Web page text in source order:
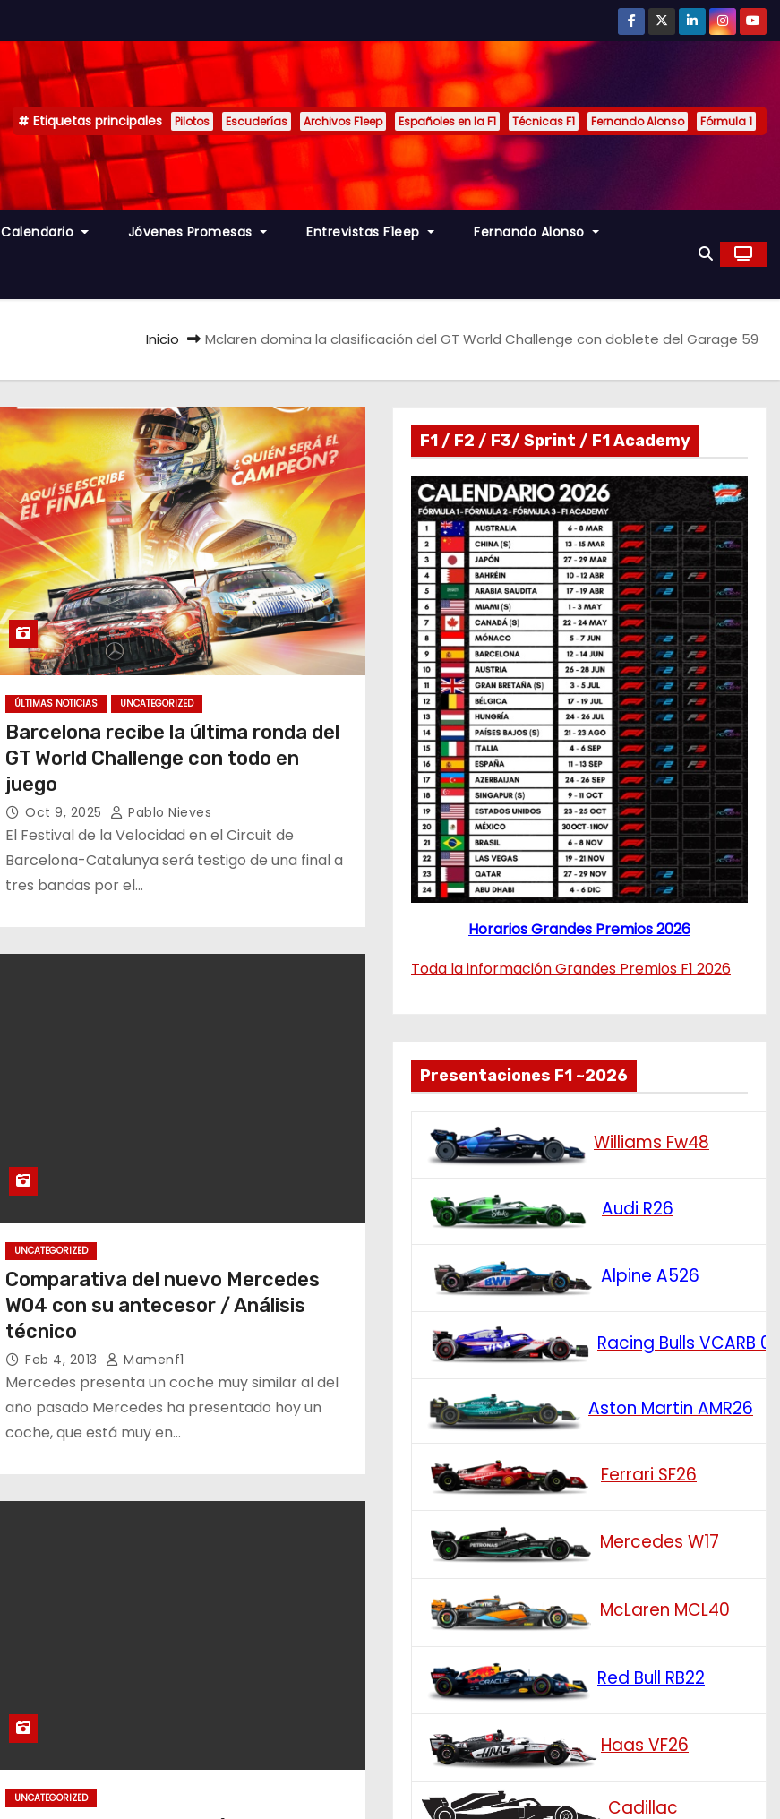
Etiquetas principales Pilotos Escuderías Archivos F1eep Españoles en la F1 Técnicas F1 Fernando Alonso Fórmula 1
Calendario Jóvenes Promesas Entrevistas F1eep Fernando Alonso
Inicio Mclaren domina la clasificación del GT World Challenge con doblete del Garage 59
ÚLTIMAS NOTICIAS UNCATEGORIZED
Barcelona recibe la última ronda del
GT World Challenge con todo en
juego
Oct 9, 2025 Pablo Nieves
El Festival de la Velocidad en el Circuit de
Barcelona-Catalunya será testigo de una final a
tres bandas por el…
UNCATEGORIZED
Comparativa del nuevo Mercedes
W04 con su antecesor / Análisis
técnico
Feb 4, 2013 Mamenf1
Mercedes presenta un coche muy similar al del
año pasado Mercedes ha presentado hoy un
coche, que está muy en…
UNCATEGORIZED
F1 / F2 / F3/ Sprint / F1 Academy
Horarios Grandes Premios 2026
Toda la información Grandes Premios F1 2026
Presentaciones F1 ~2026
Williams Fw48
Audi R26
Alpine A526
Racing Bulls VCARB 03
Aston Martin AMR26
Ferrari SF26
Mercedes W17
McLaren MCL40
Red Bull RB22
Haas VF26
Cadillac